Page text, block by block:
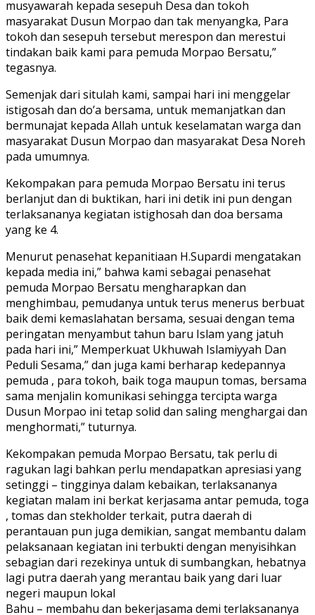
musyawarah kepada sesepuh Desa dan tokoh
masyarakat Dusun Morpao dan tak menyangka, Para
tokoh dan sesepuh tersebut merespon dan merestui
tindakan baik kami para pemuda Morpao Bersatu,”
tegasnya.
Semenjak dari situlah kami, sampai hari ini menggelar
istigosah dan do’a bersama, untuk memanjatkan dan
bermunajat kepada Allah untuk keselamatan warga dan
masyarakat Dusun Morpao dan masyarakat Desa Noreh
pada umumnya.
Kekompakan para pemuda Morpao Bersatu ini terus
berlanjut dan di buktikan, hari ini detik ini pun dengan
terlaksananya kegiatan istighosah dan doa bersama
yang ke 4.
Menurut penasehat kepanitiaan H.Supardi mengatakan
kepada media ini,” bahwa kami sebagai penasehat
pemuda Morpao Bersatu mengharapkan dan
menghimbau, pemudanya untuk terus menerus berbuat
baik demi kemaslahatan bersama, sesuai dengan tema
peringatan menyambut tahun baru Islam yang jatuh
pada hari ini,” Memperkuat Ukhuwah Islamiyyah Dan
Peduli Sesama,” dan juga kami berharap kedepannya
pemuda , para tokoh, baik toga maupun tomas, bersama
sama menjalin komunikasi sehingga tercipta warga
Dusun Morpao ini tetap solid dan saling menghargai dan
menghormati,” tuturnya.
Kekompakan pemuda Morpao Bersatu, tak perlu di
ragukan lagi bahkan perlu mendapatkan apresiasi yang
setinggi – tingginya dalam kebaikan, terlaksananya
kegiatan malam ini berkat kerjasama antar pemuda, toga
, tomas dan stekholder terkait, putra daerah di
perantauan pun juga demikian, sangat membantu dalam
pelaksanaan kegiatan ini terbukti dengan menyisihkan
sebagian dari rezekinya untuk di sumbangkan, hebatnya
lagi putra daerah yang merantau baik yang dari luar
negeri maupun lokal
Bahu – membahu dan bekerjasama demi terlaksananya